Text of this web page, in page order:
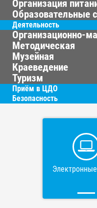
Организация
Образовательные
Деятельность
Организационно-
Методическая
Музейная
Краеведение
Туризм
Приём в ЦДО
Безопасность
Электронные